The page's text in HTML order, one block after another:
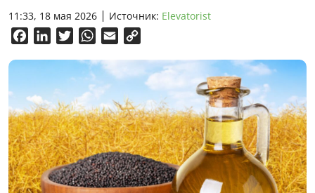
11:33, 18 мая 2026 Источник: Elevatorist
FacebookLinkedInTwitterWhatsApp
Email